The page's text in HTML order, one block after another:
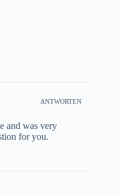
ANTWORTEN
and was very
for you.